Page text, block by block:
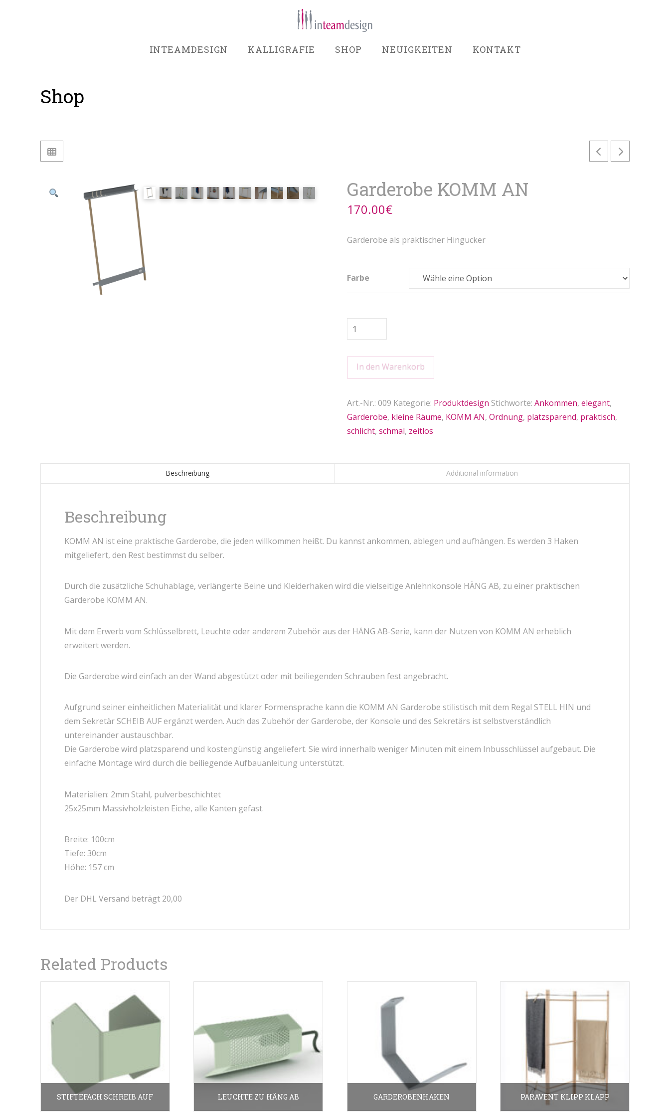
INTEAMDESIGN KALLIGRAFIE SHOP NEUIGKEITEN KONTAKT
Shop
Garderobe KOMM AN
170.00€
Garderobe als praktischer Hingucker
Farbe
Garderobe
KOMM
quantity
In den Warenkorb
Art.-Nr.: 009 Kategorie: Produktdesign Stichworte: Ankommen, elegant,
Garderobe, kleine Räume, KOMM AN, Ordnung, platzsparend, praktisch,
schlicht, schmal, zeitlos
Beschreibung Additional information
Beschreibung
KOMM AN ist eine praktische Garderobe, die jeden willkommen heißt. Du kannst ankommen, ablegen und aufhängen. Es werden 3 Haken
mitgeliefert, den Rest bestimmst du selber.
Durch die zusätzliche Schuhablage, verlängerte Beine und Kleiderhaken wird die vielseitige Anlehnkonsole HÄNG AB, zu einer praktischen
Garderobe KOMM AN.
Mit dem Erwerb vom Schlüsselbrett, Leuchte oder anderem Zubehör aus der HÄNG AB-Serie, kann der Nutzen von KOMM AN erheblich
erweitert werden.
Die Garderobe wird einfach an der Wand abgestützt oder mit beiliegenden Schrauben fest angebracht.
Aufgrund seiner einheitlichen Materialität und klarer Formensprache kann die KOMM AN Garderobe stilistisch mit dem Regal STELL HIN und
dem Sekretär SCHEIB AUF ergänzt werden. Auch das Zubehör der Garderobe, der Konsole und des Sekretärs ist selbstverständlich
untereinander austauschbar.
Die Garderobe wird platzsparend und kostengünstig angeliefert. Sie wird innerhalb weniger Minuten mit einem Inbusschlüssel aufgebaut. Die
einfache Montage wird durch die beiliegende Aufbauanleitung unterstützt.
Materialien: 2mm Stahl, pulverbeschichtet
25x25mm Massivholzleisten Eiche, alle Kanten gefast.
Breite: 100cm
Tiefe: 30cm
Höhe: 157 cm
Der DHL Versand beträgt 20,00
Related Products
STIFTEFACH SCHREIB AUF LEUCHTE ZU HÄNG AB GARDEROBENHAKEN PARAVENT KLIPP KLAPP